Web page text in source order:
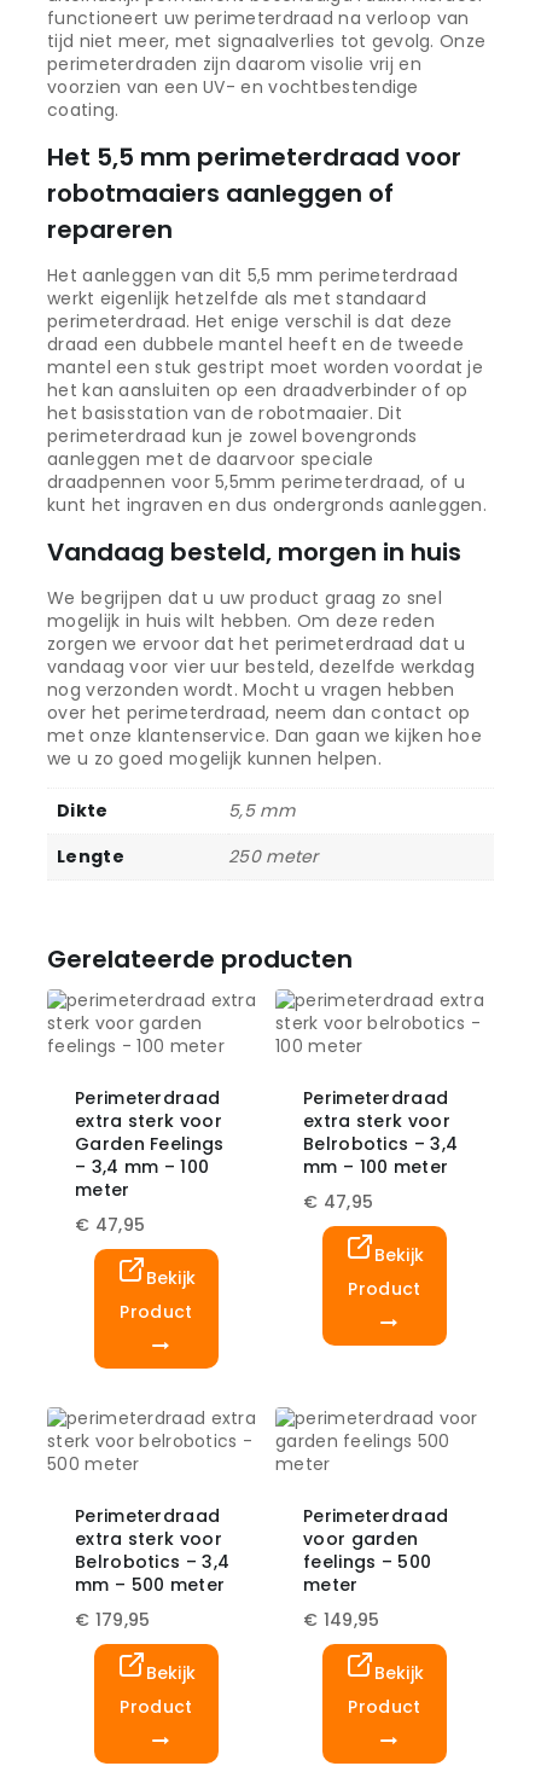
functioneert uw perimeterdraad na verloop van
tijd niet meer, met signaalverlies tot gevolg. Onze
perimeterdraden zijn daarom visolie vrij en
voorzien van een UV- en vochtbestendige
coating.
Het 5,5 mm perimeterdraad voor
robotmaaiers aanleggen of
repareren
Het aanleggen van dit 5,5 mm perimeterdraad
werkt eigenlijk hetzelfde als met standaard
perimeterdraad. Het enige verschil is dat deze
draad een dubbele mantel heeft en de tweede
mantel een stuk gestript moet worden voordat je
het kan aansluiten op een draadverbinder of op
het basisstation van de robotmaaier. Dit
perimeterdraad kun je zowel bovengronds
aanleggen met de daarvoor speciale
draadpennen voor 5,5mm perimeterdraad, of u
kunt het ingraven en dus ondergronds aanleggen.
Vandaag besteld, morgen in huis
We begrijpen dat u uw product graag zo snel
mogelijk in huis wilt hebben. Om deze reden
zorgen we ervoor dat het perimeterdraad dat u
vandaag voor vier uur besteld, dezelfde werkdag
nog verzonden wordt. Mocht u vragen hebben
over het perimeterdraad, neem dan contact op
met onze klantenservice. Dan gaan we kijken hoe
we u zo goed mogelijk kunnen helpen.
Dikte
5,5 mm
Lengte
250 meter
Gerelateerde producten
Perimeterdraad
extra sterk voor
Garden Feelings
– 3,4 mm – 100
meter
€ 47,95
Bekijk
Product
Perimeterdraad
extra sterk voor
Belrobotics – 3,4
mm – 100 meter
€ 47,95
Bekijk
Product
Perimeterdraad
extra sterk voor
Belrobotics – 3,4
mm – 500 meter
€ 179,95
Bekijk
Product
Perimeterdraad
voor garden
feelings – 500
meter
€ 149,95
Bekijk
Product